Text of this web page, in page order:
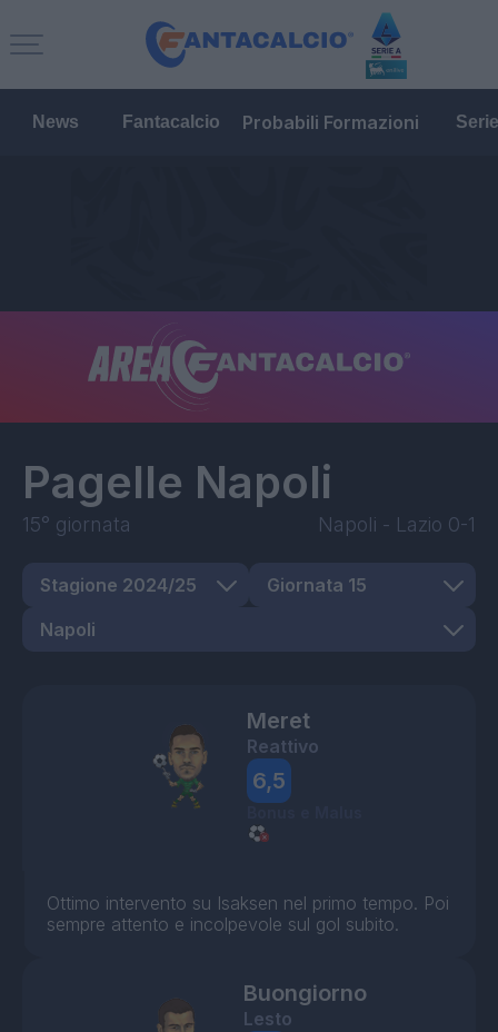
News Fantacalcio Probabili Formazioni
Pagelle Napoli
15° giornata Napoli - Lazio 0-1
Meret
Reattivo
6,5
Ottimo intervento su Isaksen nel primo tempo. Poi
sempre attento e incolpevole sul gol subito.
Buongiorno
Lesto